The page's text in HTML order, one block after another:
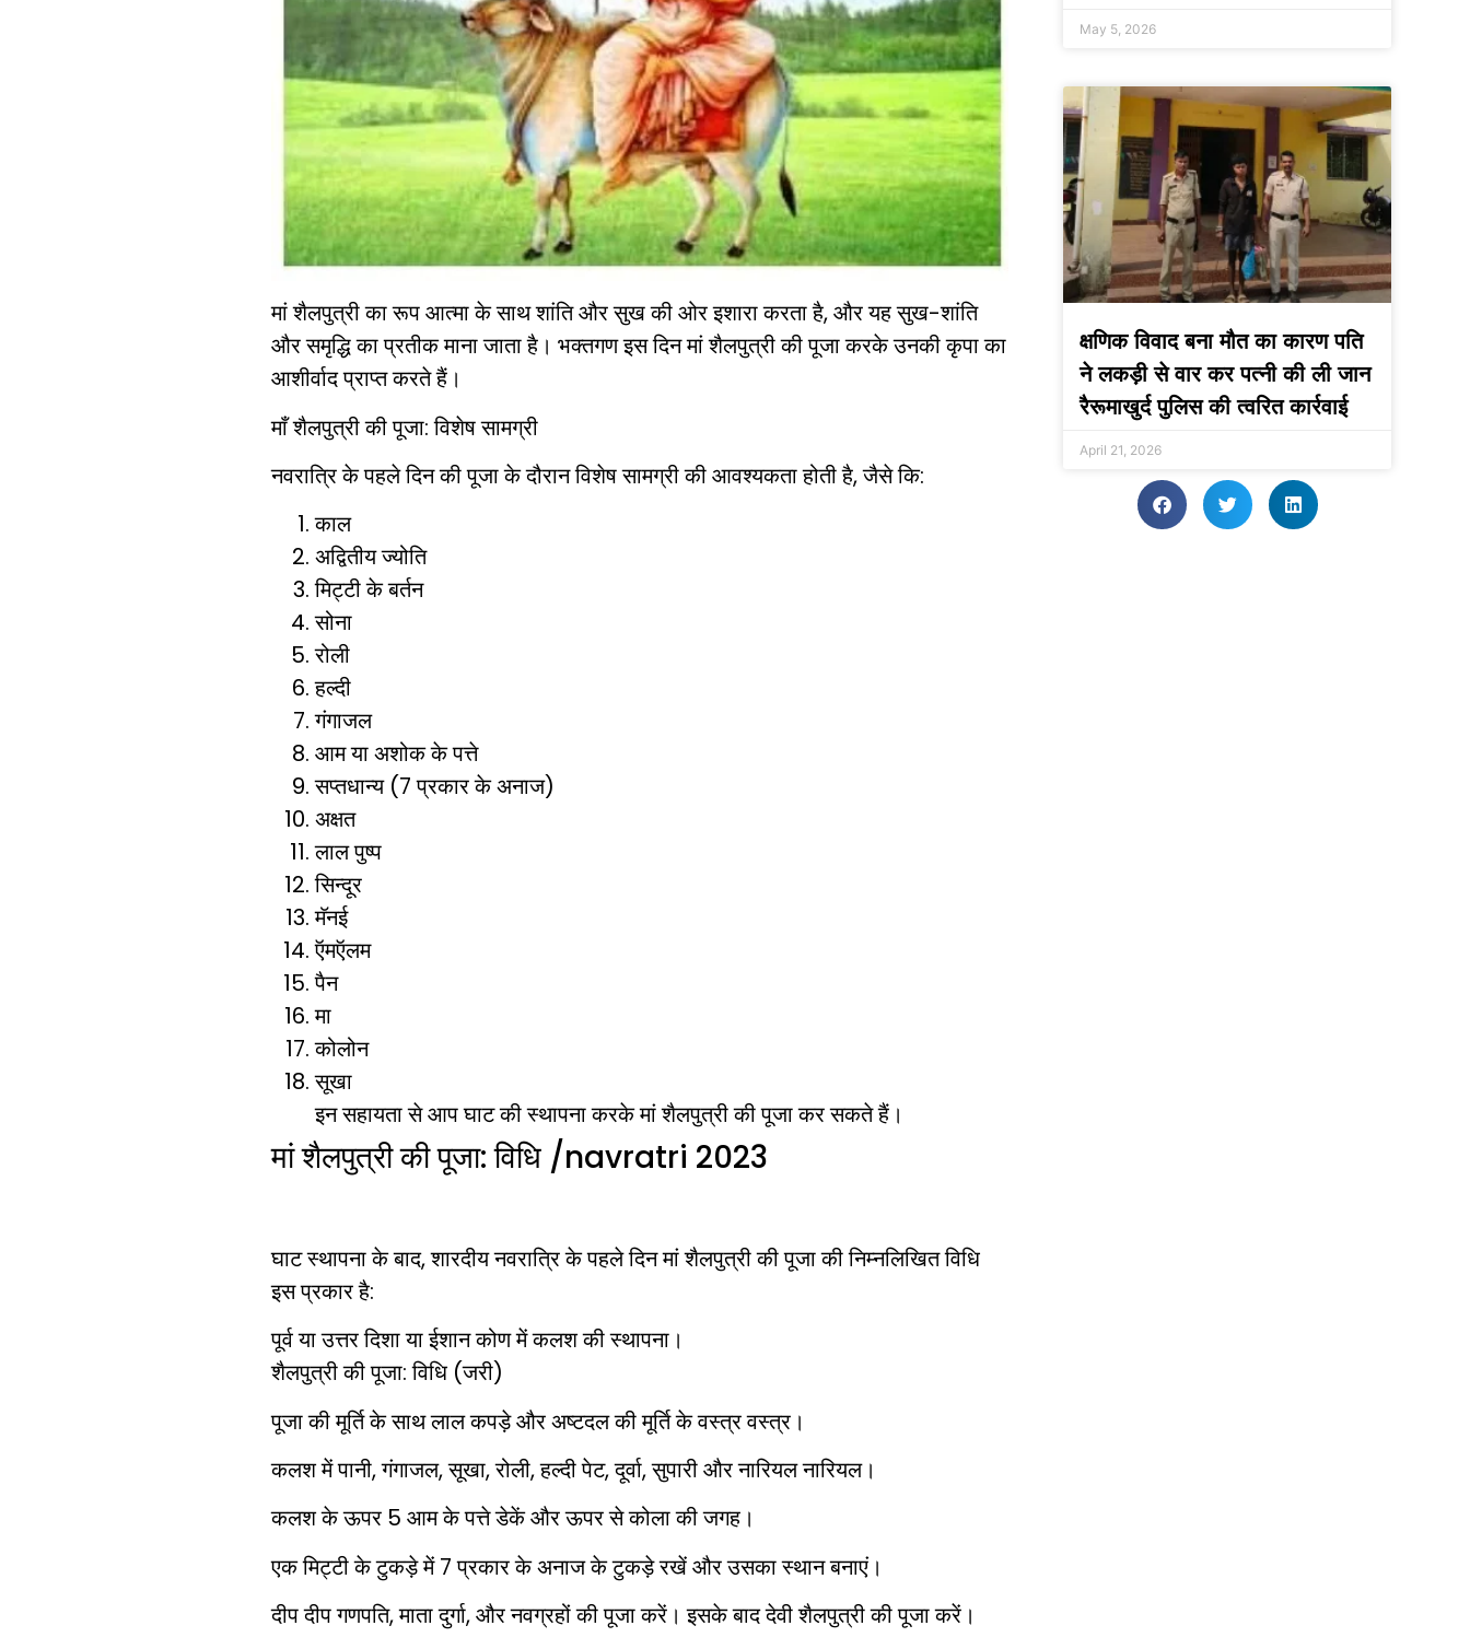
मां शैलपुत्री का रूप आत्मा के साथ शांति और सुख की ओर इशारा करता है, और यह सुख-शांति
और समृद्धि का प्रतीक माना जाता है। भक्तगण इस दिन मां शैलपुत्री की पूजा करके उनकी कृपा का
आशीर्वाद प्राप्त करते हैं।
माँ शैलपुत्री की पूजा: विशेष सामग्री
नवरात्रि के पहले दिन की पूजा के दौरान विशेष सामग्री की आवश्यकता होती है, जैसे कि:
काल
अद्वितीय ज्योति
मिट्टी के बर्तन
सोना
रोली
हल्दी
गंगाजल
आम या अशोक के पत्ते
सप्तधान्य (7 प्रकार के अनाज)
अक्षत
लाल पुष्प
सिन्दूर
मॅनई
ऍमऍलम
पैन
मा
कोलोन
सूखा
इन सहायता से आप घाट की स्थापना करके मां शैलपुत्री की पूजा कर सकते हैं।
मां शैलपुत्री की पूजा: विधि /navratri 2023
घाट स्थापना के बाद, शारदीय नवरात्रि के पहले दिन मां शैलपुत्री की पूजा की निम्नलिखित विधि
इस प्रकार है:
पूर्व या उत्तर दिशा या ईशान कोण में कलश की स्थापना।
शैलपुत्री की पूजा: विधि (जरी)
पूजा की मूर्ति के साथ लाल कपड़े और अष्टदल की मूर्ति के वस्त्र वस्त्र।
कलश में पानी, गंगाजल, सूखा, रोली, हल्दी पेट, दूर्वा, सुपारी और नारियल नारियल।
कलश के ऊपर 5 आम के पत्ते डेकें और ऊपर से कोला की जगह।
एक मिट्टी के टुकड़े में 7 प्रकार के अनाज के टुकड़े रखें और उसका स्थान बनाएं।
दीप दीप गणपति, माता दुर्गा, और नवग्रहों की पूजा करें। इसके बाद देवी शैलपुत्री की पूजा करें।
May 5, 2026
क्षणिक विवाद बना मौत का कारण पति
ने लकड़ी से वार कर पत्नी की ली जान
रैरूमाखुर्द पुलिस की त्वरित कार्रवाई
April 21, 2026